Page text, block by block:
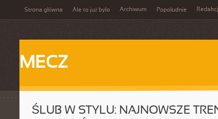
Strona główna Ale to już było Archiwum Popołudnie
MECZ
ŚLUB W STYLU: NAJNOWSZE